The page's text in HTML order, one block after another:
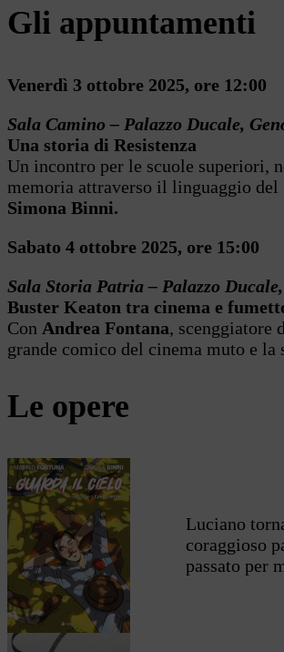
Gli appuntamenti
Venerdì 3 ottobre 2025, ore 12:00
Sala Camino – Palazzo Ducale,
Una storia di Resistenza
Un incontro per le scuole superiori,
memoria attraverso il linguaggio
Simona Binni.
Sabato 4 ottobre 2025, ore 15:00
Sala Storia Patria – Palazzo
Buster Keaton tra cinema e
Con Andrea Fontana, scenggiatore
grande comico del cinema muto e
Le opere
Luciano
coraggioso
passato per